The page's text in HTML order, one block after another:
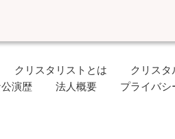
クリスタリストとは
クリス
演歴 法人概要
プライバシ